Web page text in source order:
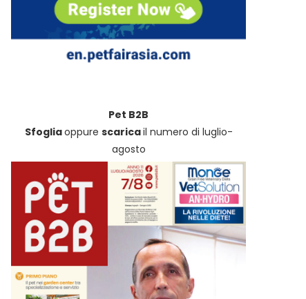
Pet B2B
Sfogliaoppure scaricail numero di luglio-
agosto